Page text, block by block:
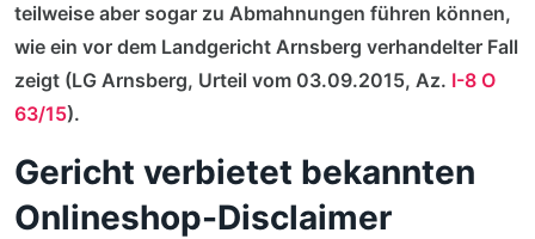
teilweise aber sogar zu Abmahnungen führen können,
wie ein vor dem Landgericht Arnsberg verhandelter Fall
zeigt (LG Arnsberg, Urteil vom 03.09.2015, Az. I-8 O
63/15).
Gericht verbietet bekannten
Onlineshop-Disclaimer